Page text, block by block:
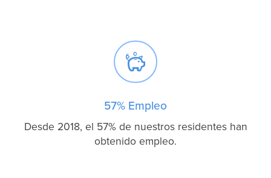

57% Empleo
Desde 2018, el 57% de nuestros residentes han
obtenido empleo.